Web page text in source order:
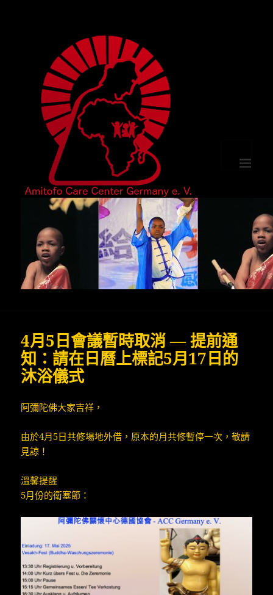
4月5日會議暫時取消 — 提前通
知：請在日曆上標記5月17日的
沐浴儀式
阿彌陀佛大家吉祥，
由於4月5日共修場地外借，原本的月共修暫停一次，敬請
見諒！
溫馨提醒
5月份的衛塞節：